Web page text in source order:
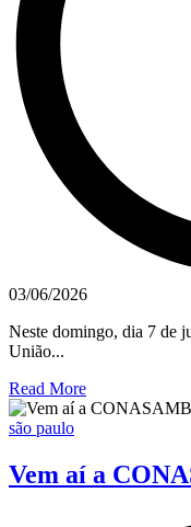
03/06/2026
Neste domingo, dia 7 de
União...
Read More
são paulo
Vem aí a